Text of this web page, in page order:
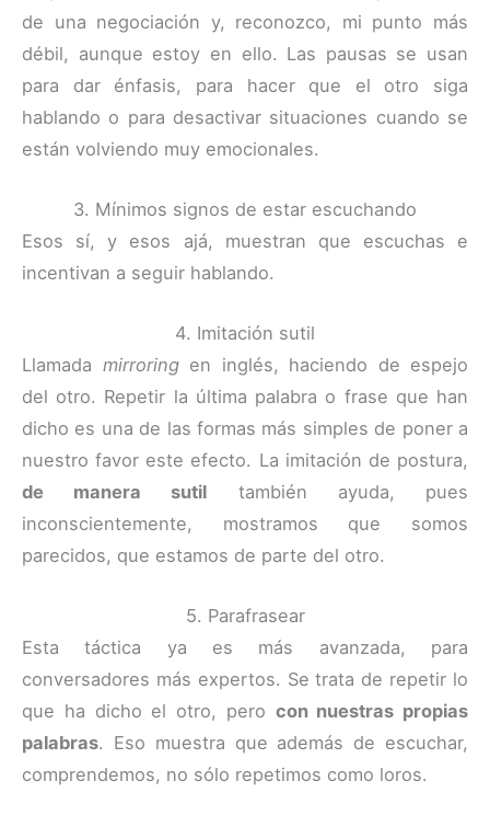
de una negociación y, reconozco, mi punto más
débil, aunque estoy en ello. Las pausas se usan
para dar énfasis, para hacer que el otro siga
hablando o para desactivar situaciones cuando se
están volviendo muy emocionales.
3. Mínimos signos de estar escuchando
Esos sí, y esos ajá, muestran que escuchas e
incentivan a seguir hablando.
4. Imitación sutil
Llamada mirroringen inglés, haciendo de espejo
del otro. Repetir la última palabra o frase que han
dicho es una de las formas más simples de poner a
nuestro favor este efecto. La imitación de postura,
de manera sutil también ayuda, pues
inconscientemente, mostramos que somos
parecidos, que estamos de parte del otro.
5. Parafrasear
Esta táctica ya es más avanzada, para
conversadores más expertos. Se trata de repetir lo
que ha dicho el otro, pero con nuestras propias
palabras. Eso muestra que además de escuchar,
comprendemos, no sólo repetimos como loros.